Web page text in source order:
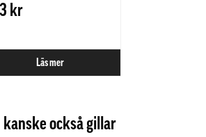
kr
Läs mer
kanske också gillar